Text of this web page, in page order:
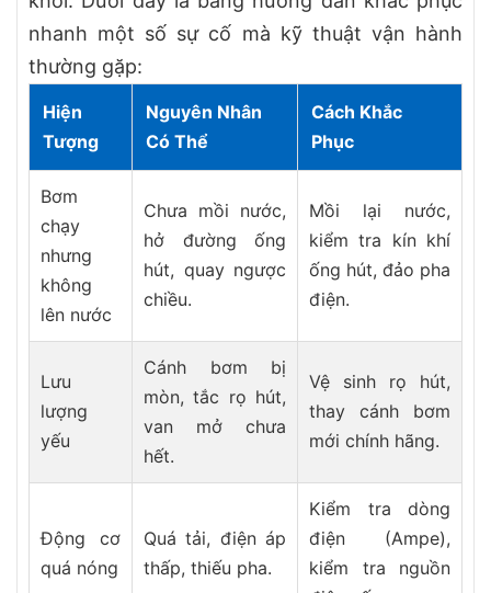
nhanh một số sự cố mà kỹ thuật vận hành
thường gặp:
Hiện
Tượng
Nguyên Nhân
Có Thể
Cách Khắc
Phục
Bơm
chạy
nhưng
không
lên nước
Chưa mồi nước,
hở đường ống
hút, quay ngược
chiều.
Mồi lại nước,
kiểm tra kín khí
ống hút, đảo pha
điện.
Lưu
lượng
yếu
Cánh bơm bị
mòn, tắc rọ hút,
van mở chưa
hết.
Vệ sinh rọ hút,
thay cánh bơm
mới chính hãng.
Động cơ
quá nóng
Quá tải, điện áp
thấp, thiếu pha.
Kiểm tra dòng
điện (Ampe),
kiểm tra nguồn